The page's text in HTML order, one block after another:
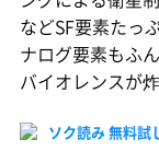
などSF要素たっ
ナログ要素もふ
バイオレンスが
ソク読み 無料試